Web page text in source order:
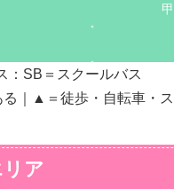
：SB＝スクールバス
｜▲＝徒歩・自転車・
ア